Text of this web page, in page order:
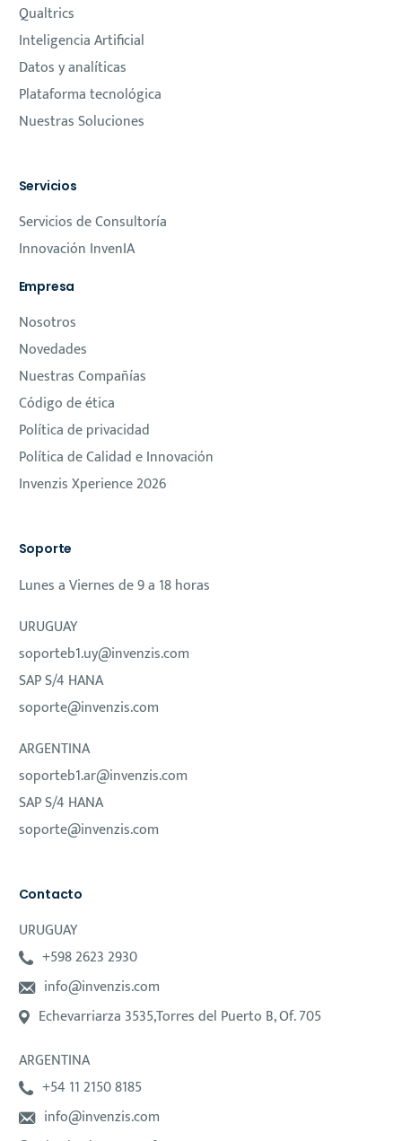
Qualtrics
Inteligencia Artificial
Datos y analíticas
Plataforma tecnológica
Nuestras Soluciones
Servicios
Servicios de Consultoría
Innovación InvenIA
Empresa
Nosotros
Novedades
Nuestras Compañías
Código de ética
Política de privacidad
Política de Calidad e Innovación
Invenzis Xperience 2026
Soporte
Lunes a Viernes de 9 a 18 horas
URUGUAY
soporteb1.uy@invenzis.com
SAP S/4 HANA
soporte@invenzis.com
ARGENTINA
soporteb1.ar@invenzis.com
SAP S/4 HANA
soporte@invenzis.com
Contacto
URUGUAY
+598 2623 2930
info@invenzis.com
Echevarriarza 3535,Torres del Puerto B, Of. 705
ARGENTINA
+54 11 2150 8185
info@invenzis.com